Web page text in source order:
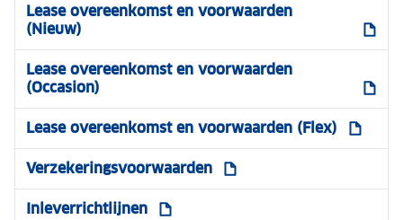
Lease overeenkomst en voorwaarden
(Nieuw)
Lease overeenkomst en voorwaarden
(Occasion)
Lease overeenkomst en voorwaarden (Flex)
Verzekeringsvoorwaarden
Inleverrichtlijnen